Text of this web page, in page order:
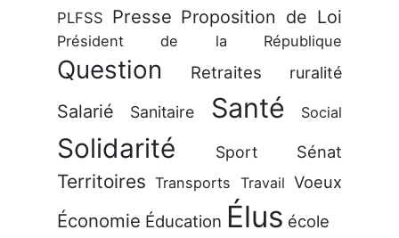
PLFSS Presse Proposition de Loi
Président de la République
Question Retraites ruralité
Salarié Sanitaire Santé Social
Solidarité Sport Sénat
Territoires Transports Travail Voeux
Économie Éducation Élus école